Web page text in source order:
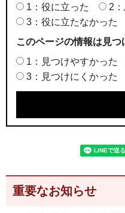
1：役に立った
2
3：役に立たなかった
このページの情報は見つ
1：見つけやすかった
3：見つけにくかった
重要なお知らせ